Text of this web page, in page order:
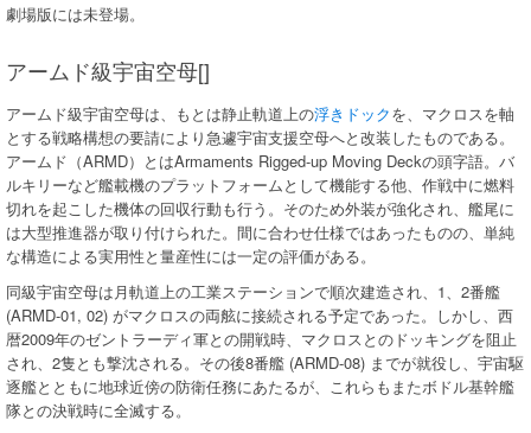
劇場版には未登場。
アームド級宇宙空母[]
アームド級宇宙空母は、もとは静止軌道上の浮きドックを、マクロスを軸
とする戦略構想の要請により急遽宇宙支援空母へと改装したものである。
アームド（ARMD）とはArmaments Rigged-up Moving Deckの頭字語。バ
ルキリーなど艦載機のプラットフォームとして機能する他、作戦中に燃料
切れを起こした機体の回収行動も行う。そのため外装が強化され、艦尾に
は大型推進器が取り付けられた。間に合わせ仕様ではあったものの、単純
な構造による実用性と量産性には一定の評価がある。
同級宇宙空母は月軌道上の工業ステーションで順次建造され、1、2番艦
(ARMD-01, 02) がマクロスの両舷に接続される予定であった。しかし、西
暦2009年のゼントラーディ軍との開戦時、マクロスとのドッキングを阻止
され、2隻とも撃沈される。その後8番艦 (ARMD-08) までが就役し、宇宙駆
逐艦とともに地球近傍の防衛任務にあたるが、これらもまたボドル基幹艦
隊との決戦時に全滅する。